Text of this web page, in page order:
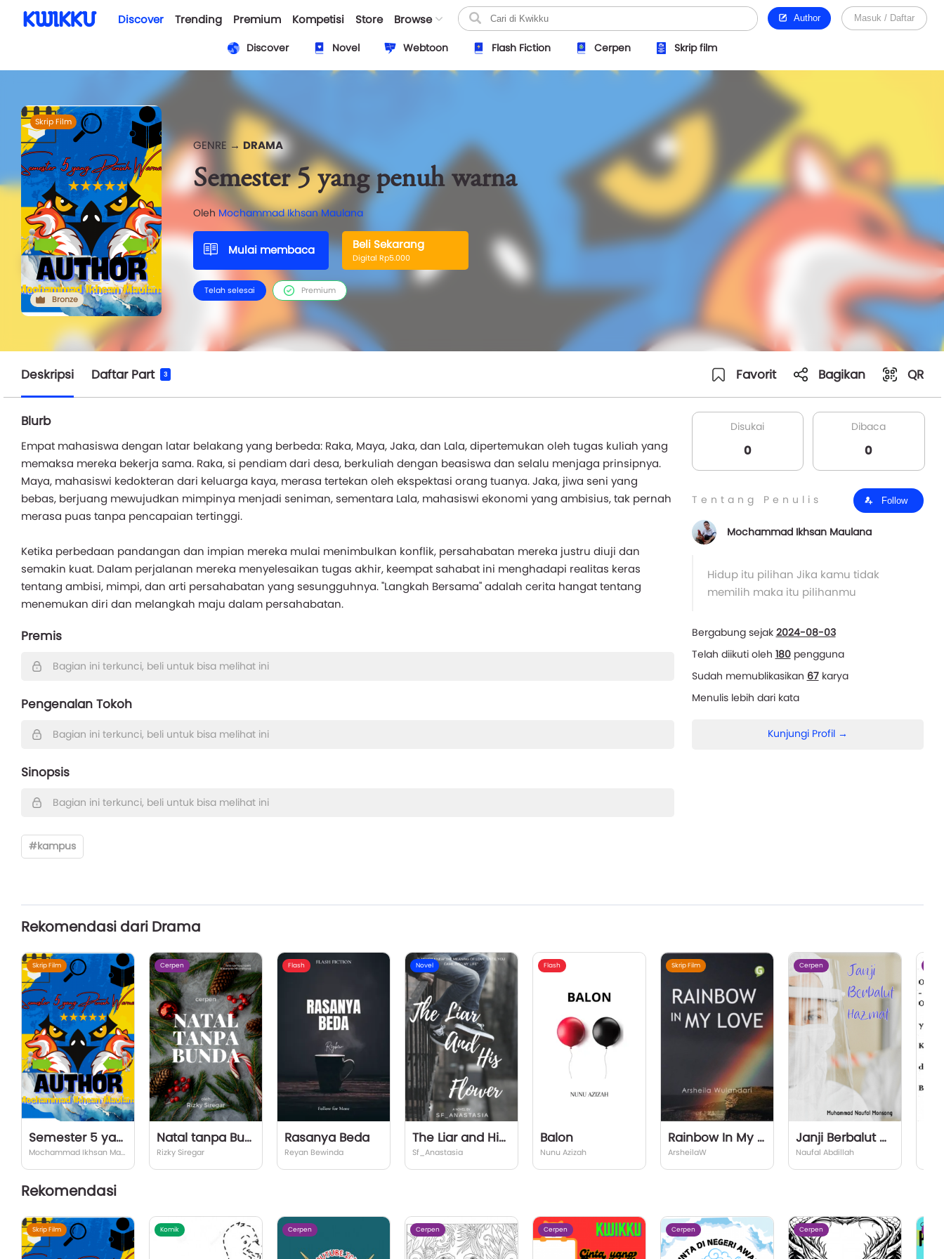
Discover Trending Premium Kompetisi Store Browse Author Masuk / Daftar
Discover Novel Webtoon Flash Fiction Cerpen Skrip film
Skrip Film
Bronze
GENRE → DRAMA
Semester 5 yang penuh warna
Oleh Mochammad Ikhsan Maulana
Mulai membaca Beli Sekarang
Digital Rp5.000
Telah selesai Premium
Deskripsi Daftar Part 3 Favorit Bagikan QR
Blurb
Empat mahasiswa dengan latar belakang yang berbeda: Raka, Maya, Jaka, dan Lala, dipertemukan oleh tugas kuliah yang
memaksa mereka bekerja sama. Raka, si pendiam dari desa, berkuliah dengan beasiswa dan selalu menjaga prinsipnya.
Maya, mahasiswi kedokteran dari keluarga kaya, merasa tertekan oleh ekspektasi orang tuanya. Jaka, jiwa seni yang
bebas, berjuang mewujudkan mimpinya menjadi seniman, sementara Lala, mahasiswi ekonomi yang ambisius, tak pernah
merasa puas tanpa pencapaian tertinggi.
Ketika perbedaan pandangan dan impian mereka mulai menimbulkan konflik, persahabatan mereka justru diuji dan
semakin kuat. Dalam perjalanan mereka menyelesaikan tugas akhir, keempat sahabat ini menghadapi realitas keras
tentang ambisi, mimpi, dan arti persahabatan yang sesungguhnya. "Langkah Bersama" adalah cerita hangat tentang
menemukan diri dan melangkah maju dalam persahabatan.
Premis
Bagian ini terkunci, beli untuk bisa melihat ini
Pengenalan Tokoh
Bagian ini terkunci, beli untuk bisa melihat ini
Sinopsis
Bagian ini terkunci, beli untuk bisa melihat ini
#kampus
Disukai
0
Dibaca
0
Tentang Penulis Follow
Mochammad Ikhsan Maulana
Hidup itu pilihan Jika kamu tidak
memilih maka itu pilihanmu
Bergabung sejak 2024-08-03
Telah diikuti oleh 180pengguna
Sudah memublikasikan 67karya
Menulis lebih dari kata
Kunjungi Profil →
Rekomendasi dari Drama
Skrip Film
Semester 5 yang penuh warna
Mochammad Ikhsan Maulana
Cerpen
Natal tanpa Bunda
Rizky Siregar
Flash
Rasanya Beda
Reyan Bewinda
Novel
The Liar and His Flower
Sf_Anastasia
Flash
Balon
Nunu Azizah
Skrip Film
Rainbow In My Love
ArsheilaW
Cerpen
Janji Berbalut Hazmat
Naufal Abdillah
Rekomendasi
Skrip Film Komik Cerpen Cerpen Cerpen Cerpen Cerpen